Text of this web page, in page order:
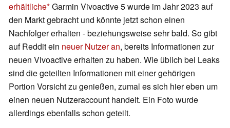
erhältliche Garmin Vivoactive 5 wurde im Jahr 2023 auf
den Markt gebracht und könnte jetzt schon einen
Nachfolger erhalten - beziehungsweise sehr bald. So gibt
auf Reddit ein neuer Nutzer an, bereits Informationen zur
neuen Vivoactive erhalten zu haben. Wie üblich bei Leaks
sind die geteilten Informationen mit einer gehörigen
Portion Vorsicht zu genießen, zumal es sich hier eben um
einen neuen Nutzeraccount handelt. Ein Foto wurde
allerdings ebenfalls schon geteilt.